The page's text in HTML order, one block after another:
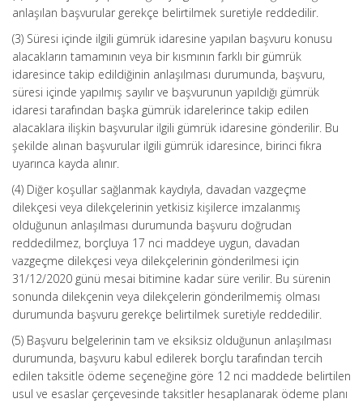
anlaşılan başvurular gerekçe belirtilmek suretiyle reddedilir.
(3) Süresi içinde ilgili gümrük idaresine yapılan başvuru konusu
alacakların tamamının veya bir kısmının farklı bir gümrük
idaresince takip edildiğinin anlaşılması durumunda, başvuru,
süresi içinde yapılmış sayılır ve başvurunun yapıldığı gümrük
idaresi tarafından başka gümrük idarelerince takip edilen
alacaklara ilişkin başvurular ilgili gümrük idaresine gönderilir. Bu
şekilde alınan başvurular ilgili gümrük idaresince, birinci fıkra
uyarınca kayda alınır.
(4) Diğer koşullar sağlanmak kaydıyla, davadan vazgeçme
dilekçesi veya dilekçelerinin yetkisiz kişilerce imzalanmış
olduğunun anlaşılması durumunda başvuru doğrudan
reddedilmez, borçluya 17 nci maddeye uygun, davadan
vazgeçme dilekçesi veya dilekçelerinin gönderilmesi için
31/12/2020 günü mesai bitimine kadar süre verilir. Bu sürenin
sonunda dilekçenin veya dilekçelerin gönderilmemiş olması
durumunda başvuru gerekçe belirtilmek suretiyle reddedilir.
(5) Başvuru belgelerinin tam ve eksiksiz olduğunun anlaşılması
durumunda, başvuru kabul edilerek borçlu tarafından tercih
edilen taksitle ödeme seçeneğine göre 12 nci maddede belirtilen
usul ve esaslar çerçevesinde taksitler hesaplanarak ödeme planı